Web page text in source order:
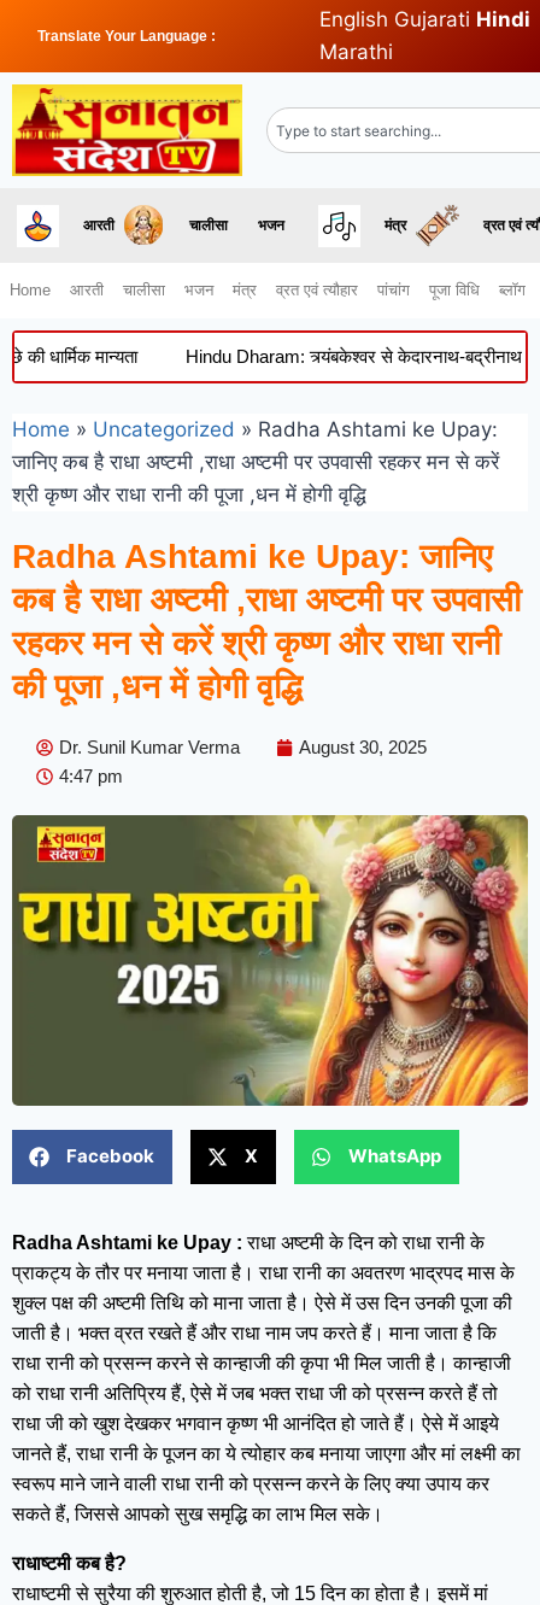
Translate Your Language :
English Gujarati Hindi
Marathi
आरती चालीसा भजन मंत्र व्रत एवं
Home आरती चालीसा भजन मंत्र व्रत एवं त्यौहार पांचांग पूजा विधि ब्लॉग
मान्यता Hindu Dharam: त्र्यंबकेश्वर से केदारनाथ-बद्रीनाथ तक,
Home » Uncategorized » Radha Ashtami ke Upay:
जानिए कब है राधा अष्टमी ,राधा अष्टमी पर उपवासी रहकर मन से करें
श्री कृष्ण और राधा रानी की पूजा ,धन में होगी वृद्धि
Radha Ashtami ke Upay: जानिए
कब है राधा अष्टमी ,राधा अष्टमी पर उपवासी
रहकर मन से करें श्री कृष्ण और राधा रानी
की पूजा ,धन में होगी वृद्धि
Dr. Sunil Kumar Verma
August 30, 2025
4:47 pm
Facebook X WhatsApp
Radha Ashtami ke Upay : राधा अष्टमी के दिन को राधा रानी के
प्राकट्य के तौर पर मनाया जाता है। राधा रानी का अवतरण भाद्रपद मास के
शुक्ल पक्ष की अष्टमी तिथि को माना जाता है। ऐसे में उस दिन उनकी पूजा की
जाती है। भक्त व्रत रखते हैं और राधा नाम जप करते हैं। माना जाता है कि
राधा रानी को प्रसन्न करने से कान्हाजी की कृपा भी मिल जाती है। कान्हाजी
को राधा रानी अतिप्रिय हैं, ऐसे में जब भक्त राधा जी को प्रसन्न करते हैं तो
राधा जी को खुश देखकर भगवान कृष्ण भी आनंदित हो जाते हैं। ऐसे में आइये
जानते हैं, राधा रानी के पूजन का ये त्योहार कब मनाया जाएगा और मां लक्ष्मी का
स्वरूप माने जाने वाली राधा रानी को प्रसन्न करने के लिए क्या उपाय कर
सकते हैं, जिससे आपको सुख समृद्धि का लाभ मिल सके।
राधाष्टमी कब है?
राधाष्टमी से सुरैया की शुरुआत होती है, जो 15 दिन का होता है। इसमें मां